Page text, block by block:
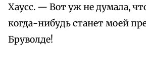
Хаусс. — Вот уж не думала,
когда-нибудь станет моей
Бруволде!